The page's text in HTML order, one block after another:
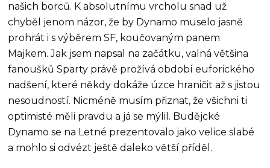
našich borců. K absolutnímu vrcholu snad už
chyběl jenom názor, že by Dynamo muselo jasně
prohrát i s výběrem SF, koučovaným panem
Majkem. Jak jsem napsal na začátku, valná většina
fanoušků Sparty právě prožívá období euforického
nadšení, které někdy dokáže úzce hraničit až s jistou
nesoudností. Nicméně musím přiznat, že všichni ti
optimisté měli pravdu a já se mýlil. Budějcké
Dynamo se na Letné prezentovalo jako velice slabé
a mohlo si odvézt ještě daleko větší příděl.